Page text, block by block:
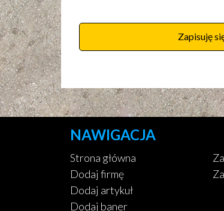
Zapisuję
NAWIGACJA
Strona główna
Dodaj firmę
Dodaj artykuł
Dodaj baner